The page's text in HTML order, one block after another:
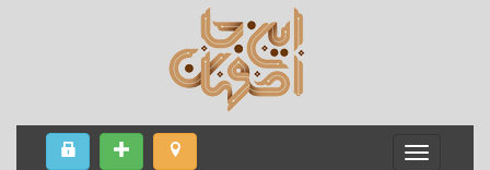
Menu